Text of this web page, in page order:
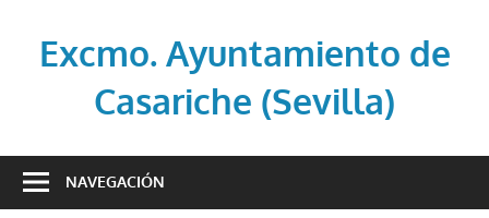
contenidoExcmo. Ayuntamiento de
Casariche (Sevilla)
oficialNAVEGACIÓN